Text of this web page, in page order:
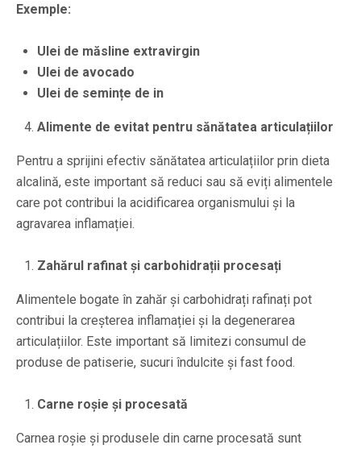
Exemple:
Ulei de măsline extravirgin
Ulei de avocado
Ulei de semințe de in
Alimente de evitat pentru sănătatea articulațiilor
Pentru a sprijini efectiv sănătatea articulațiilor prin dieta
alcalină, este important să reduci sau să eviți alimentele
care pot contribui la acidificarea organismului și la
agravarea inflamației.
Zahărul rafinat și carbohidrații procesați
Alimentele bogate în zahăr și carbohidrați rafinați pot
contribui la creșterea inflamației și la degenerarea
articulațiilor. Este important să limitezi consumul de
produse de patiserie, sucuri îndulcite și fast food.
Carne roșie și procesată
Carnea roșie și produsele din carne procesată sunt